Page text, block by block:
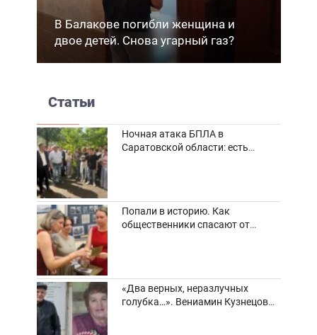
В Балакове погибли женщина и
двое детей. Снова угарный газ?
Статьи
Ночная атака БПЛА в
Саратовской области: есть
Попали в историю. Как
общественники спасают от
«Два верных, неразлучных
голубка…». Вениамин Кузнецов